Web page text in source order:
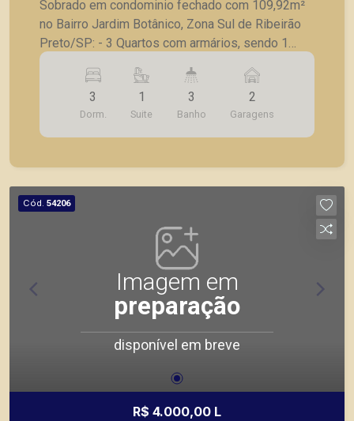
Sobrado em condominio fechado com 109,92m²
no Bairro Jardim Botânico, Zona Sul de Ribeirão
Preto/SP: - 3 Quartos com armários, sendo 1
suite; - Banheiro social completo; - Sala para 2
ambientes; - Lavabo; - Varanda gourmet com
churrasqueira; - Piscina e sauna; - 4 Vagas de
garagem. A Piramid tem como objetivo atender
seus clientes com agilidade e segurança, em
Ribeirão Preto.
3
Dorm.
1
Suite
3
Banho
2
Garagens
Cód. 54206
Imagem em
preparação
disponível em breve
R$ 4.000,00 L